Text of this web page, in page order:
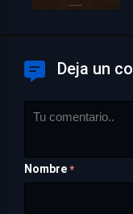
Deja un
Nombre *